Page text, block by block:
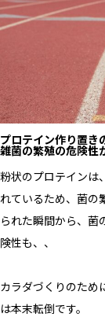
プロテイン作り置き
雑菌の繁殖の危険性
粉状のプロテインは
れているため、菌の
られた瞬間から、菌
険性も、、
カラダづくりのため
は本末転倒です。